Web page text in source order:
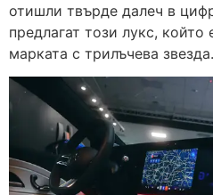
отишли ​​твърде далеч в
предлагат този лукс,
марката с трилъчева звезда.